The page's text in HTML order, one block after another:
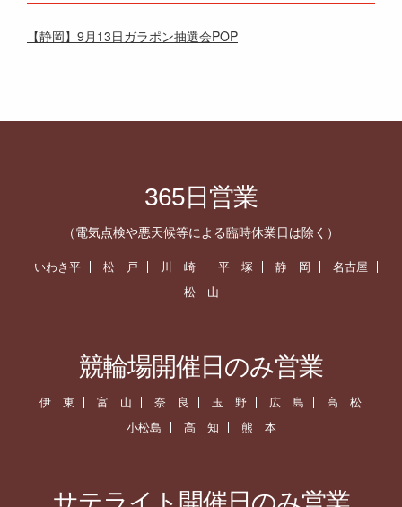
【静岡】9月13日ガラポン抽選会POP
365日営業
（電気点検や悪天候等による臨時休業日は除く）
いわき平 松 戸 川 崎 平 塚 静 岡
名古屋
松 山
競輪場開催日のみ営業
伊 東 富 山 奈 良 玉 野 広 島
高 松
小松島
高 知 熊 本